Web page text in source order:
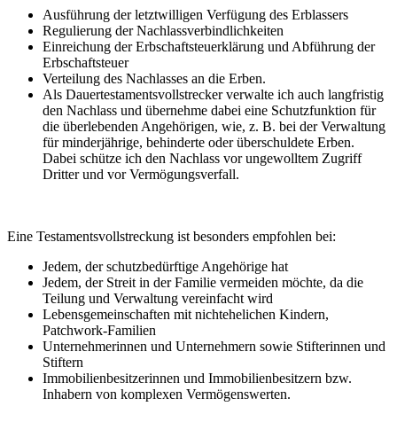
Ausführung der letztwilligen Verfügung des Erblassers
Regulierung der Nachlassverbindlichkeiten
Einreichung der Erbschaftsteuerklärung und Abführung der
Erbschaftsteuer
Verteilung des Nachlasses an die Erben.
Als Dauertestamentsvollstrecker verwalte ich auch langfristig
den Nachlass und übernehme dabei eine Schutzfunktion für
die überlebenden Angehörigen, wie, z. B. bei der Verwaltung
für minderjährige, behinderte oder überschuldete Erben.
Dabei schütze ich den Nachlass vor ungewolltem Zugriff
Dritter und vor Vermögungsverfall.
Eine Testamentsvollstreckung ist besonders empfohlen bei:
Jedem, der schutzbedürftige Angehörige hat
Jedem, der Streit in der Familie vermeiden möchte, da die
Teilung und Verwaltung vereinfacht wird
Lebensgemeinschaften mit nichtehelichen Kindern,
Patchwork-Familien
Unternehmerinnen und Unternehmern sowie Stifterinnen und
Stiftern
Immobilienbesitzerinnen und Immobilienbesitzern bzw.
Inhabern von komplexen Vermögenswerten.